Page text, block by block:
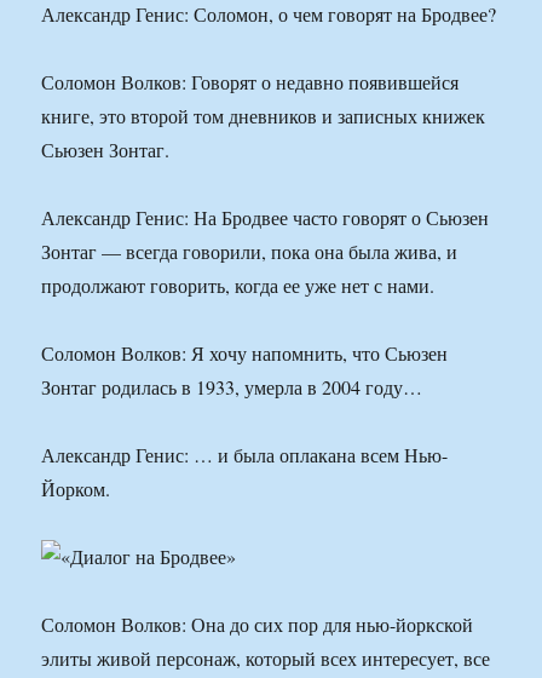
Александр Генис: Соломон, о чем говорят на Бродвее?
Соломон Волков: Говорят о недавно появившейся
книге, это второй том дневников и записных книжек
Сьюзен Зонтаг.
Александр Генис: На Бродвее часто говорят о Сьюзен
Зонтаг — всегда говорили, пока она была жива, и
продолжают говорить, когда ее уже нет с нами.
Соломон Волков: Я хочу напомнить, что Сьюзен
Зонтаг родилась в 1933, умерла в 2004 году…
Александр Генис: … и была оплакана всем Нью-
Йорком.
Соломон Волков: Она до сих пор для нью-йоркской
элиты живой персонаж, который всех интересует, все